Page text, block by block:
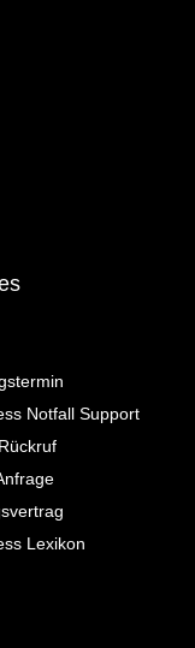
Notfall Support
Lexikon